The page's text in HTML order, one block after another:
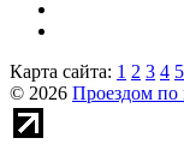
Карта сайта: 1 2 3 4 5
© 2026 Проездом по